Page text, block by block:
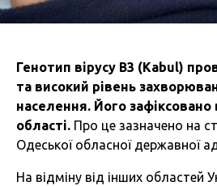
Генотип вірусу B3 (Kabul)
та високий рівень
населення. Його зафіксовано
області. Про це зазначено на
Одеської обласної державної
На відміну від інших областей